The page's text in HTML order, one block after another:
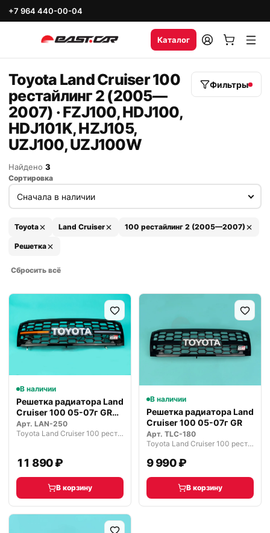
+7 964 440-00-04
Каталог
Toyota Land Cruiser 100
рестайлинг 2 (2005—
2007) · FZJ100, HDJ100,
HDJ101K, HZJ105,
UZJ100, UZJ100W
Фильтры
Найдено 3
Сортировка
Toyota Land Cruiser 100 рестайлинг 2 (2005—2007)
Решетка
Сбросить всё
В наличии
Решетка радиатора Land
Cruiser 100 05-07г GR
LED
Арт. LAN-250
Toyota Land Cruiser 100 рестайлинг 2 (2005—2007)
11 890 ₽
В корзину
В наличии
Решетка радиатора Land
Cruiser 100 05-07г GR
Арт. TLC-180
Toyota Land Cruiser 100 рестайлинг 2 (2005—2007)
9 990 ₽
В корзину